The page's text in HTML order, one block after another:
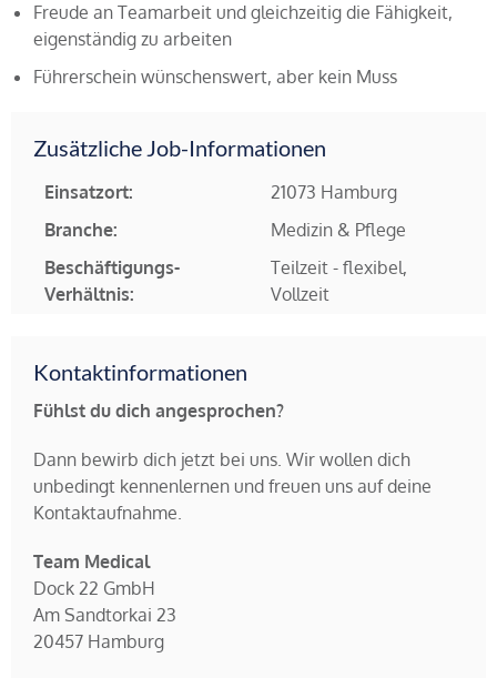
Freude an Teamarbeit und gleichzeitig die Fähigkeit,
eigenständig zu arbeiten
Führerschein wünschenswert, aber kein Muss
Zusätzliche Job-Informationen
Einsatzort:
21073 Hamburg
Branche:
Medizin & Pflege
Beschäftigungs-
Verhältnis:
Teilzeit - flexibel,
Vollzeit
Kontaktinformationen
Fühlst du dich angesprochen?
Dann bewirb dich jetzt bei uns. Wir wollen dich
unbedingt kennenlernen und freuen uns auf deine
Kontaktaufnahme.
Team Medical
Dock 22 GmbH
Am Sandtorkai 23
20457 Hamburg